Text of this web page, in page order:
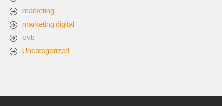
marketing
marketing digital
ovb
Uncategorized